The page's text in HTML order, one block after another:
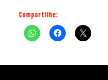
Compartilhe: